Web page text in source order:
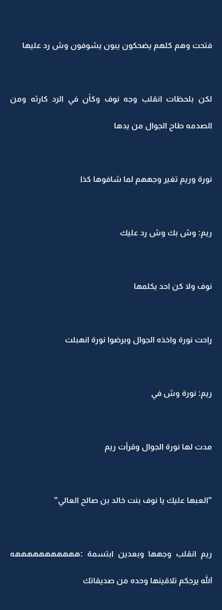
فتحت وهم كلهم يضحكون يبون يشوفون وش رد عليها
لكن بلحظات انقلب وجه نوف وكأن في الرد كارثه ومن
الصدمه طاح الجوال من يدها
نورة وريم تغير وجههم لما شافوها كذا
ريم: وش بك وش رد عليك
نوف ولا كن احد يكلمها
راحت نورة واخذه الجوال وبرضوا نورة انهبلت
ريم: نورة وش في
مدت لها نورة الجوال وقرأت ريم
"العبها عليك يا نوف بنت خالد بن صالح العالي"
ريم انقلب وجهها وبعدين ابتسمة :هههههههههههه
الله يرجكم تلاقينها وحده من صديقاتك